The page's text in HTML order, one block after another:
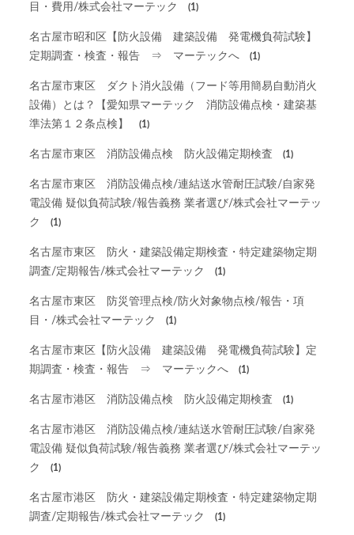
目・費用/株式会社マーテック
(1)
名古屋市昭和区【防火設備 建築設備 発電機負荷試験】
定期調査・検査・報告 ⇒ マーテックへ
(1)
名古屋市東区 ダクト消火設備（フード等用簡易自動消火
設備）とは？【愛知県マーテック 消防設備点検・建築基
準法第１２条点検】
(1)
名古屋市東区 消防設備点検 防火設備定期検査 (1)
名古屋市東区 消防設備点検/連結送水管耐圧試験/自家発
電設備 疑似負荷試験/報告義務 業者選び/株式会社マーテッ
ク
(1)
名古屋市東区 防火・建築設備定期検査・特定建築物定期
調査/定期報告/株式会社マーテック
(1)
名古屋市東区 防災管理点検/防火対象物点検/報告・項
目・/株式会社マーテック
(1)
名古屋市東区【防火設備 建築設備 発電機負荷試験】定
期調査・検査・報告 ⇒ マーテックへ
(1)
名古屋市港区 消防設備点検 防火設備定期検査 (1)
名古屋市港区 消防設備点検/連結送水管耐圧試験/自家発
電設備 疑似負荷試験/報告義務 業者選び/株式会社マーテッ
ク
(1)
名古屋市港区 防火・建築設備定期検査・特定建築物定期
調査/定期報告/株式会社マーテック
(1)